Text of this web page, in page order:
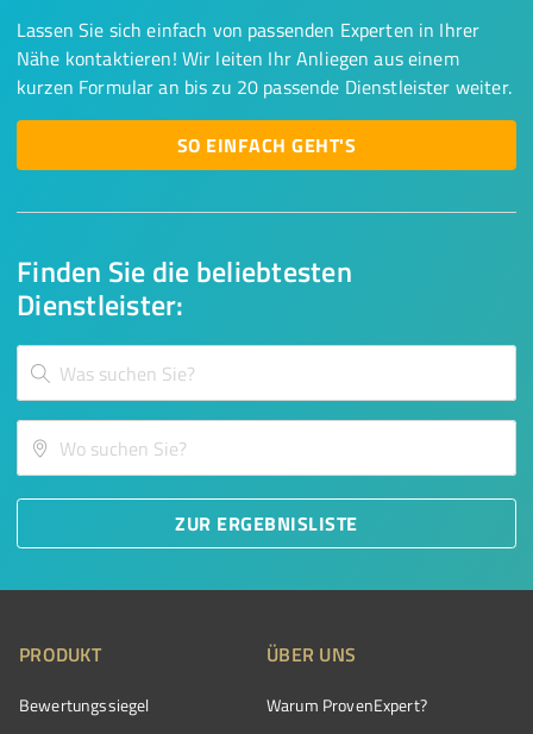
Finden Sie die beliebtesten
Dienstleister:
ZUR ERGEBNISLISTE
Lassen Sie sich einfach von passenden Experten in Ihrer
Nähe kontaktieren! Wir leiten Ihr Anliegen aus einem
kurzen Formular an bis zu 20 passende Dienstleister weiter.
SO EINFACH GEHT'S
PRODUKT
Bewertungssiegel
ÜBER UNS
Warum ProvenExpert?